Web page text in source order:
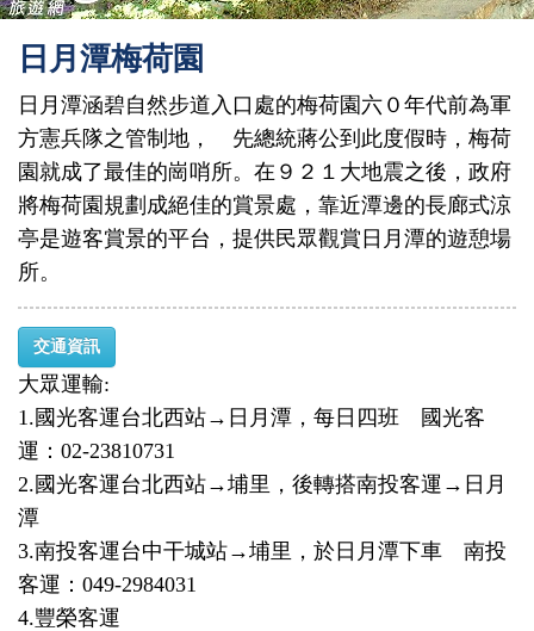
日月潭梅荷園
日月潭涵碧自然步道入口處的梅荷園六０年代前為軍
方憲兵隊之管制地， 先總統蔣公到此度假時，梅荷
園就成了最佳的崗哨所。在９２１大地震之後，政府
將梅荷園規劃成絕佳的賞景處，靠近潭邊的長廊式涼
亭是遊客賞景的平台，提供民眾觀賞日月潭的遊憩場
所。
交通資訊
大眾運輸:
1.國光客運台北西站→日月潭，每日四班 國光客
運：02-23810731
2.國光客運台北西站→埔里，後轉搭南投客運→日月
潭
3.南投客運台中干城站→埔里，於日月潭下車 南投
客運：049-2984031
4.豐榮客運